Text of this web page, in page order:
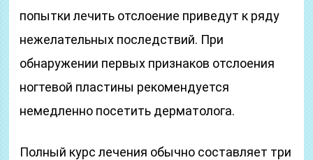
попытки лечить отслоение приведут к ряду
нежелательных последствий. При
обнаружении первых признаков отслоения
ногтевой пластины рекомендуется
немедленно посетить дерматолога.
Полный курс лечения обычно составляет три